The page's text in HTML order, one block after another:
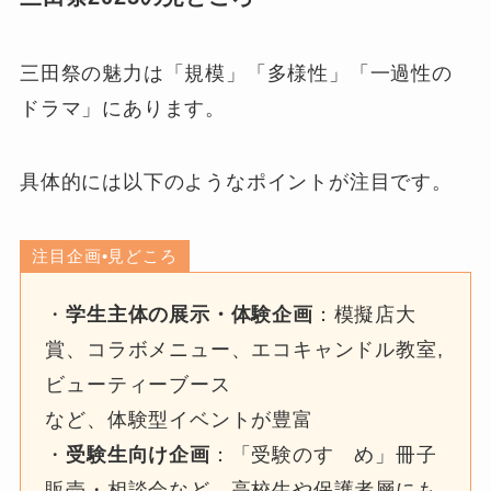
三田祭の魅力は「規模」「多様性」「一過性の
ドラマ」にあります。
具体的には以下のようなポイントが注目です。
注目企画•見どころ
・学生主体の展示・体験企画 ：模擬店大
賞、コラボメニュー、エコキャンドル教室,
ビューティーブース
など、体験型イベントが豊富
・ 受験生向け企画 ：「受験のすゝめ」冊子